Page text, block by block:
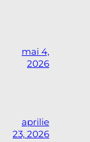
mai 4,
2026
aprilie
23, 2026